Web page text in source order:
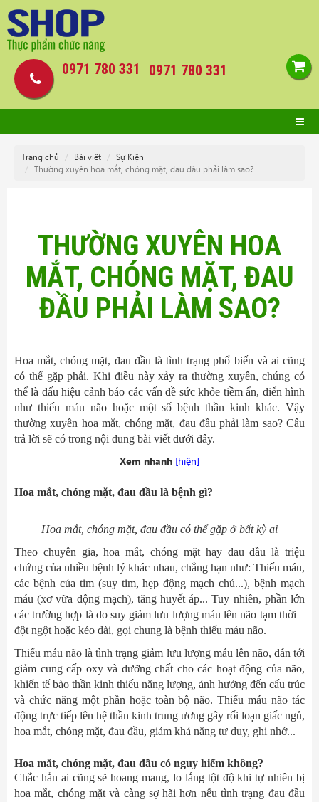
0971 780 331
0971 780 331
Trang chủ Bài viết
Sự Kiện
Thường xuyên hoa mắt, chóng mặt, đau đầu phải làm sao?
THƯỜNG XUYÊN HOA
MẮT, CHÓNG MẶT, ĐAU
ĐẦU PHẢI LÀM SAO?
Hoa mắt, chóng mặt, đau đầu là tình trạng phổ biến và ai cũng
có thể gặp phải. Khi điều này xảy ra thường xuyên, chúng có
thể là dấu hiệu cảnh báo các vấn đề sức khỏe tiềm ẩn, điển hình
như thiếu máu não hoặc một số bệnh thần kinh khác. Vậy
thường xuyên hoa mắt, chóng mặt, đau đầu phải làm sao? Câu
trả lời sẽ có trong nội dung bài viết dưới đây.
Xem nhanh [hiện]
Hoa mắt, chóng mặt, đau đầu là bệnh gì?
Hoa mắt, chóng mặt, đau đầu có thể gặp ở bất kỳ ai
Theo chuyên gia, hoa mắt, chóng mặt hay đau đầu là triệu
chứng của nhiều bệnh lý khác nhau, chẳng hạn như: Thiếu máu,
các bệnh của tim (suy tim, hẹp động mạch chủ...), bệnh mạch
máu (xơ vữa động mạch), tăng huyết áp... Tuy nhiên, phần lớn
các trường hợp là do suy giảm lưu lượng máu lên não tạm thời –
đột ngột hoặc kéo dài, gọi chung là bệnh thiếu máu não.
Thiếu máu não là tình trạng giảm lưu lượng máu lên não, dẫn tới
giảm cung cấp oxy và dưỡng chất cho các hoạt động của não,
khiến tế bào thần kinh thiếu năng lượng, ảnh hưởng đến cấu trúc
và chức năng một phần hoặc toàn bộ não. Thiếu máu não tác
động trực tiếp lên hệ thần kinh trung ương gây rối loạn giấc ngủ,
hoa mắt, chóng mặt, đau đầu, giảm khả năng tư duy, ghi nhớ...
Hoa mắt, chóng mặt, đau đầu có nguy hiểm không?
Chắc hẳn ai cũng sẽ hoang mang, lo lắng tột độ khi tự nhiên bị
hoa mắt, chóng mặt và càng sợ hãi hơn nếu tình trạng đau đầu